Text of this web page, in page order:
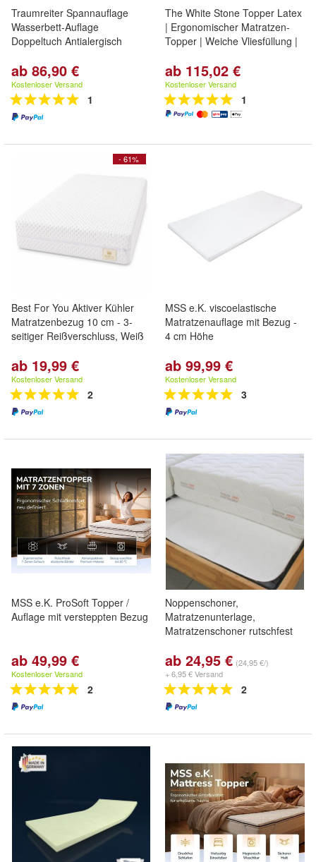
Traumreiter Spannauflage
Wasserbett-Auflage
Doppeltuch Antialergisch
ab 86,90 €
Kostenloser Versand
1
The White Stone Topper Latex
| Ergonomischer Matratzen-
Topper | Weiche Vliesfüllung |
ab 115,02 €
Kostenloser Versand
1
- 61%
Best For You Aktiver Kühler
Matratzenbezug 10 cm - 3-
seitiger Reißverschluss, Weiß
ab 19,99 €
Kostenloser Versand
2
MSS e.K. viscoelastische
Matratzenauflage mit Bezug -
4 cm Höhe
ab 99,99 €
Kostenloser Versand
3
MSS e.K. ProSoft Topper /
Auflage mit versteppten Bezug
ab 49,99 €
Kostenloser Versand
2
Noppenschoner,
Matratzenunterlage,
Matratzenschoner rutschfest
ab 24,95 € (24,95 €/)
+ 6,95 € Versand
2